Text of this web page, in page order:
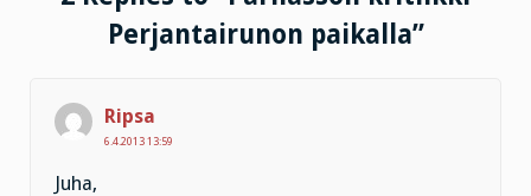
Perjantairunon paikalla”
Ripsa
6.4.2013 13:59
Juha,